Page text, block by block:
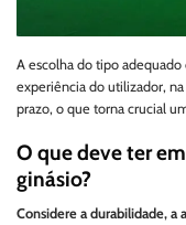
A escolha do tipo
experiência do utilizador,
prazo, o que torna crucial
O que deve ter
ginásio?
Considere a durabilidade, a